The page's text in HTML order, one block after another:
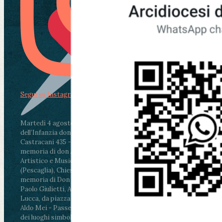
Martedì 4 agosto2026
ore 11:30 - Lucca, Scuola
dell’Infanzia don Aldo Mei - Viale Castruccio
Castracani 435 - Inaugurazione murales in
memoria di don Aldo Mei curato dal Liceo
Artistico e Musicale “Passaglia”
ore 18 - Fiano
(Pescaglia), Chiesa parrocchiale - Messa in
memoria di Don Aldo Mei celebrata da mons.
Paolo Giulietti, Arcivescovo di Lucca
ore 20.30 -
Lucca, da piazza San Michele al Cippo di don
Aldo Mei - Passeggiata della Memoria in alcuni
dei luoghi simbolo della città. Ritrovo alle ore
Segui su Instagram